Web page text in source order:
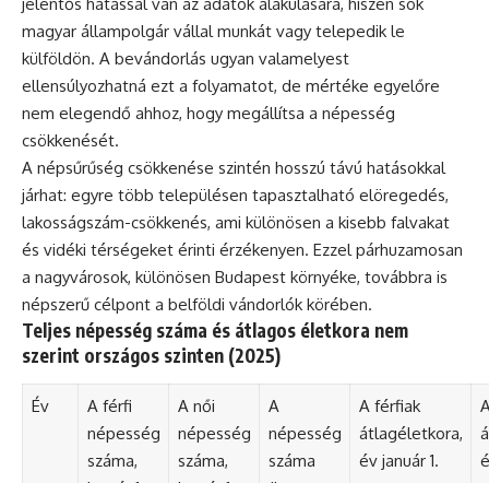
magyar állampolgár vállal munkát vagy telepedik le
külföldön. A bevándorlás ugyan valamelyest
ellensúlyozhatná ezt a folyamatot, de mértéke egyelőre
nem elegendő ahhoz, hogy megállítsa a népesség
csökkenését.
A népsűrűség csökkenése szintén hosszú távú hatásokkal
járhat: egyre több településen tapasztalható elöregedés,
lakosságszám-csökkenés, ami különösen a kisebb falvakat
és vidéki térségeket érinti érzékenyen. Ezzel párhuzamosan
a nagyvárosok, különösen Budapest környéke, továbbra is
népszerű célpont a belföldi vándorlók körében.
Teljes népesség száma és átlagos életkora nem
szerint országos szinten (2025)
Év
A férfi
népesség
száma,
A női
népesség
száma,
A
népesség
száma
A férfiak
átlagéletkora,
év január 1.